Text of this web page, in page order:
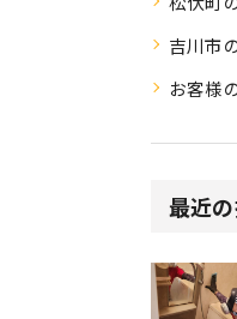
吉川市
お客様
最近